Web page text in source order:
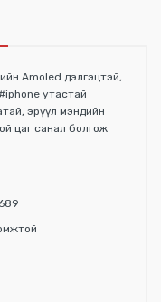
Amoled дэлгэцтэй,
утастай
эрүүл мэндийн
цаг санал болгож